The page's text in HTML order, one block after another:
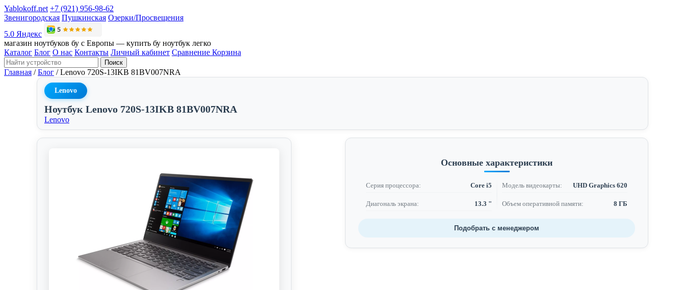
Yablokoff.net +7 (921) 956-98-62
Звенигородская Пушкинская Озерки/Просвещения
5.0 Яндекс
магазин ноутбуков бу с Европы — купить бу ноутбук легко
Каталог Блог О нас Контакты Личный кабинет Сравнение Корзина
Поиск
Главная / Блог / Lenovo 720S-13IKB 81BV007NRA
Lenovo
Ноутбук Lenovo 720S-13IKB 81BV007NRA
Lenovo
Основные характеристики
Серия процессора: Core i5 Модель видеокарты: UHD Graphics 620
Диагональ экрана: 13.3 " Объем оперативной памяти: 8 ГБ
Подобрать с менеджером